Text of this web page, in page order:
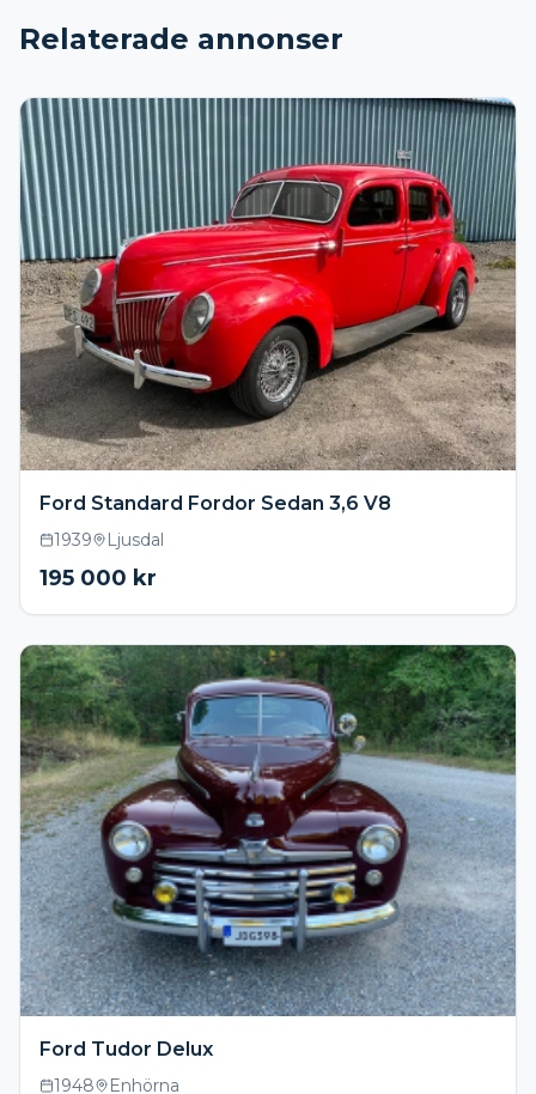
Relaterade annonser
Ford Standard Fordor Sedan 3,6 V8
1939 Ljusdal
195 000 kr
Ford Tudor Delux
1948 Enhörna